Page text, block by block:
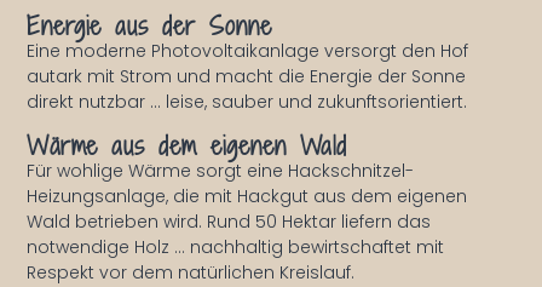
Energie aus der Sonne
Eine moderne Photovoltaikanlage versorgt den Hof
autark mit Strom und macht die Energie der Sonne
direkt nutzbar … leise, sauber und zukunftsorientiert.
Wärme aus dem eigenen Wald
Für wohlige Wärme sorgt eine Hackschnitzel-
Heizungsanlage, die mit Hackgut aus dem eigenen
Wald betrieben wird. Rund 50 Hektar liefern das
notwendige Holz … nachhaltig bewirtschaftet mit
Respekt vor dem natürlichen Kreislauf.